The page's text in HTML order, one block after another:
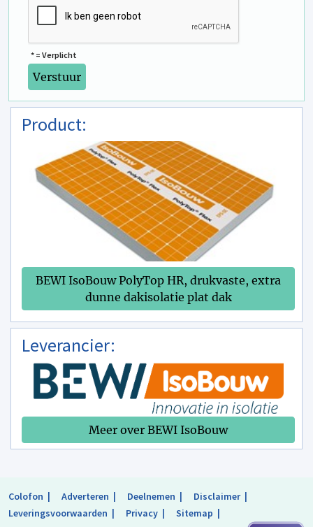
* = Verplicht
Product:
BEWI IsoBouw PolyTop HR, drukvaste, extra
dunne dakisolatie plat dak
Leverancier:
Meer over BEWI IsoBouw
Colofon Adverteren Deelnemen
Disclaimer
Leveringsvoorwaarden
Privacy Sitemap